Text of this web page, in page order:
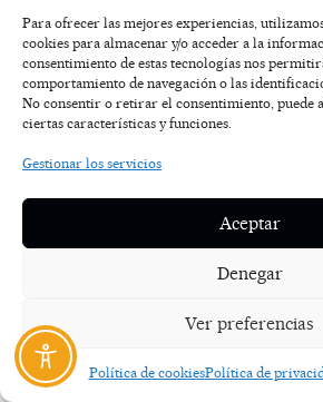
Para ofrecer las mejores experiencias,
cookies para almacenar y/o acceder a la
consentimiento de estas tecnologías nos
comportamiento de navegación o las
No consentir o retirar el consentimiento, puede
ciertas características y funciones.
Gestionar los servicios
Aceptar
Denegar
Ver preferencias
Política de cookiesPolítica de
de
la
Laponia
finlandesa.
El
Science
los